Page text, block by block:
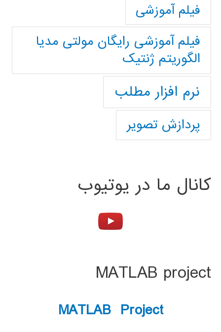
فیلم آموزشی
فیلم آموزشی رایگان مولتی مدیا
الگوریتم ژنتیک
نرم افزار مطلب
پردازش تصویر
کانال ما در یوتیوب
MATLAB project
MATLAB Project